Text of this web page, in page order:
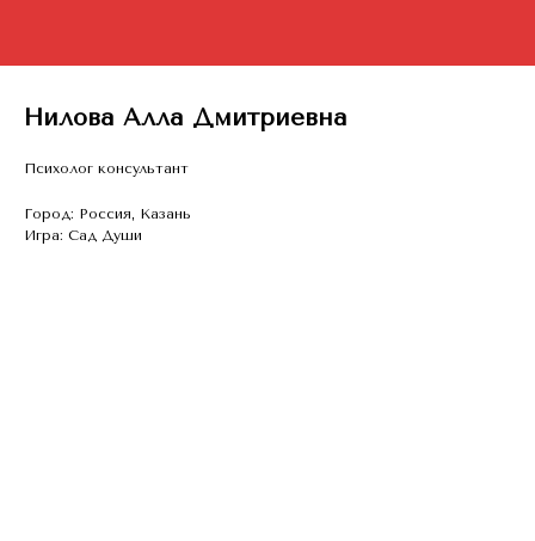
Нилова Алла Дмитриевна
Психолог консультант
Город: Россия, Казань
Игра: Сад Души